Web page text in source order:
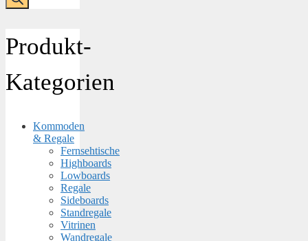
Produkt-
Kategorien
Kommoden
& Regale
Fernsehtische
Highboards
Lowboards
Regale
Sideboards
Standregale
Vitrinen
Wandregale